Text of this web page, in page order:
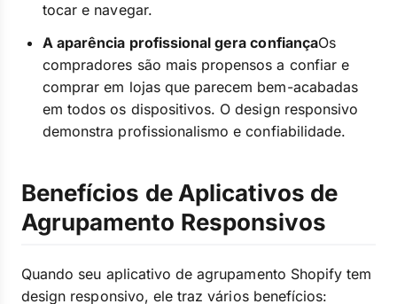
tocar e navegar.
A aparência profissional gera confiançaOs
compradores são mais propensos a confiar e
comprar em lojas que parecem bem-acabadas
em todos os dispositivos. O design responsivo
demonstra profissionalismo e confiabilidade.
Benefícios de Aplicativos de
Agrupamento Responsivos
Quando seu aplicativo de agrupamento Shopify tem
design responsivo, ele traz vários benefícios: